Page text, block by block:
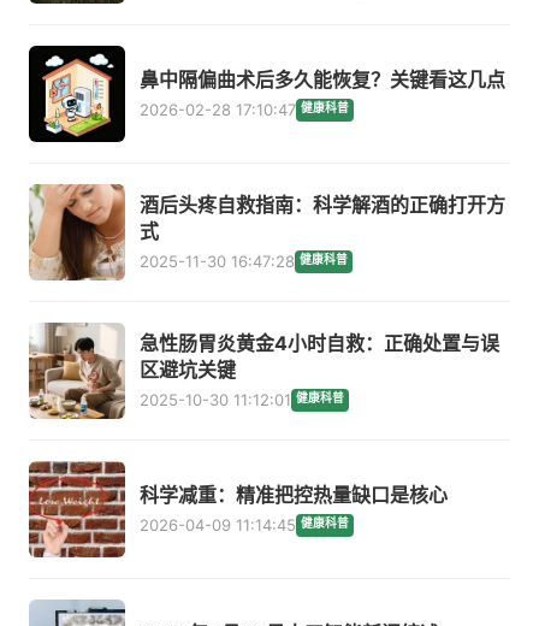
鼻中隔偏曲术后多久能恢复？关键看这几点
2026-02-28 17:10:47 健康科普
酒后头疼自救指南：科学解酒的正确打开方
式
2025-11-30 16:47:28 健康科普
急性肠胃炎黄金4小时自救：正确处置与误
区避坑关键
2025-10-30 11:12:01 健康科普
科学减重：精准把控热量缺口是核心
2026-04-09 11:14:45 健康科普